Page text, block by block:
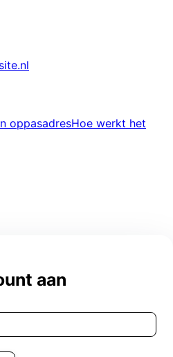
site.nl
oppasadresHoe werkt het
aan